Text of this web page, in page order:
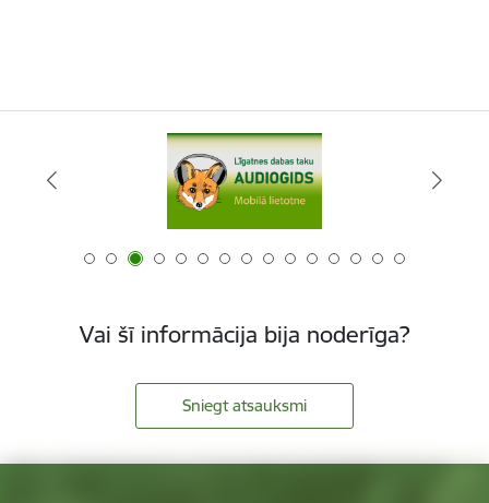
Vai šī informācija bija noderīga?
Sniegt atsauksmi